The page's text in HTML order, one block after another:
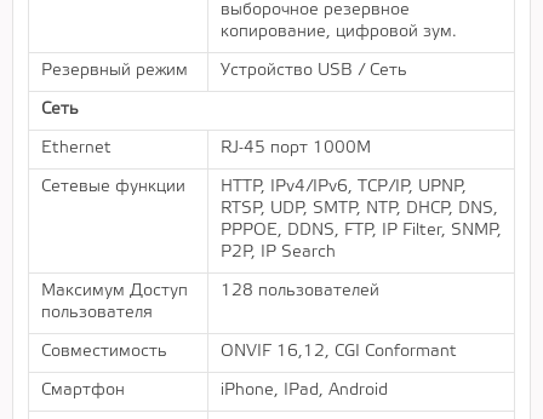
выборочное резервное
копирование, цифровой зум.
Резервный режим Устройство USB / Сеть
Сеть
Ethernet RJ-45 порт 1000M
Сетевые функции
HTTP, IPv4/IPv6, TCP/IP, UPNP,
RTSP, UDP, SMTP, NTP, DHCP, DNS,
PPPOE, DDNS, FTP, IP Filter, SNMP,
P2P, IP Search
Максимум Доступ
пользователя
128 пользователей
Совместимость ONVIF 16,12, CGI Conformant
Смартфон iPhone, IPad, Android